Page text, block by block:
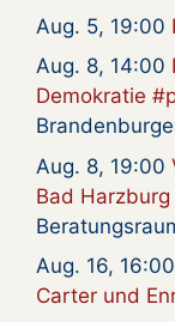
Aug. 5, 19:00
Aug. 8, 14:00
Demokratie
Aug. 8, 19:00
Bad
Aug. 16, 16:00
Carter und